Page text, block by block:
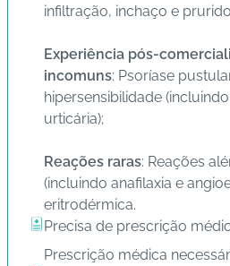
C
n
ta
t
o
B
ai
x
e
o
infiltração, inchaço e
Experiência pós-
incomuns: Psoríase
hipersensibilidade
urticária);
Reações raras: Reações
(incluindo anafilaxia e
eritrodérmica.
Precisa de prescrição
Prescrição médica